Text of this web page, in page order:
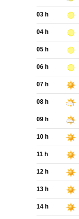
03 h
04 h
05 h
06 h
07 h
08 h
09 h
10 h
11 h
12 h
13 h
14 h